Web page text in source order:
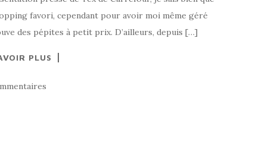
favori, cependant pour avoir moi même géré
des pépites à petit prix. D’ailleurs, depuis […]
PLUS